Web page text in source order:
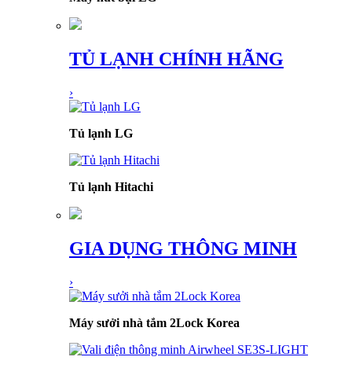
TỦ LẠNH CHÍNH HÃNG
›
Tủ lạnh LG
Tủ lạnh Hitachi
GIA DỤNG THÔNG MINH
›
Máy sưởi nhà tắm 2Lock Korea